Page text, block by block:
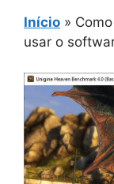
Início »
usar o